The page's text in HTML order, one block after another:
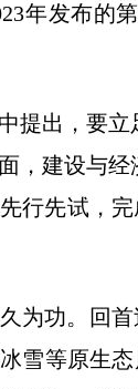
年发布的
中提出，要
，建设与
行先试，
为功。回
雪等原生